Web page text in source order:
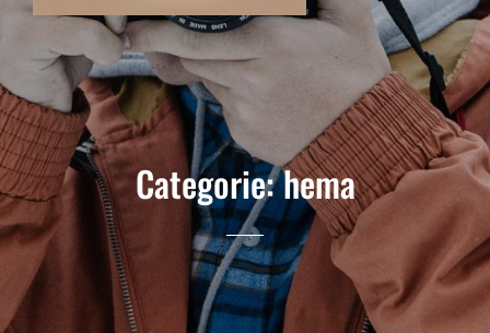
Categorie:hema